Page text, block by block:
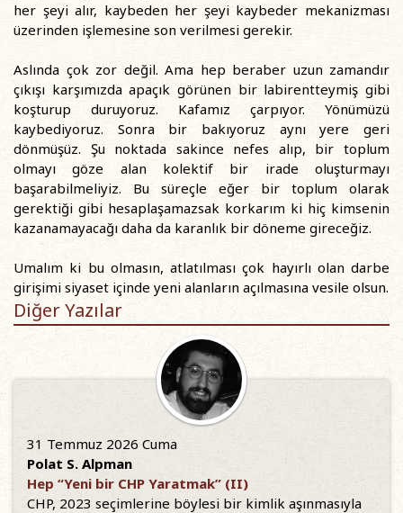
her şeyi alır, kaybeden her şeyi kaybeder mekanizması
üzerinden işlemesine son verilmesi gerekir.
Aslında çok zor değil. Ama hep beraber uzun zamandır
çıkışı karşımızda apaçık görünen bir labirentteymiş gibi
koşturup duruyoruz. Kafamız çarpıyor. Yönümüzü
kaybediyoruz. Sonra bir bakıyoruz aynı yere geri
dönmüşüz. Şu noktada sakince nefes alıp, bir toplum
olmayı göze alan kolektif bir irade oluşturmayı
başarabilmeliyiz. Bu süreçle eğer bir toplum olarak
gerektiği gibi hesaplaşamazsak korkarım ki hiç kimsenin
kazanamayacağı daha da karanlık bir döneme gireceğiz.
Umalım ki bu olmasın, atlatılması çok hayırlı olan darbe
girişimi siyaset içinde yeni alanların açılmasına vesile olsun.
Diğer Yazılar
31 Temmuz 2026 Cuma
Polat S. Alpman
Hep “Yeni bir CHP Yaratmak” (II)
CHP, 2023 seçimlerine böylesi bir kimlik aşınmasıyla